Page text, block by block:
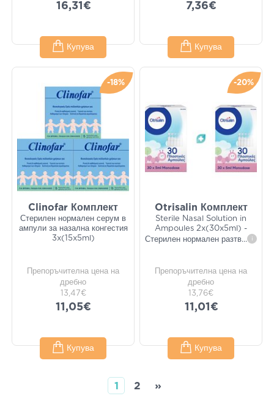
16,31€
Купува
7,36€
Купува
-18%
Clinofar Комплект
Стерилен нормален серум в
ампули за назална конгестия
3x(15x5ml)
Препоръчителна цена на
дребно
13,47€
11,05€
Купува
-20%
Otrisalin Комплект
Sterile Nasal Solution in
Ampoules 2x(30x5ml) -
Стерилен нормален разтв... i
Препоръчителна цена на
дребно
13,76€
11,01€
Купува
1 2 »